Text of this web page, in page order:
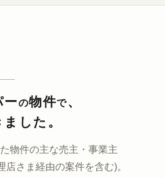
ーの物件で、
した。
物件の主な売主・事業主
店さま経由の案件を含む)。